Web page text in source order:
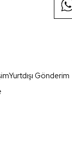
Yurtdışı Gönderim